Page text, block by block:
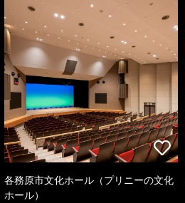
各務原市文化ホール（プリニーの文化
ホール）